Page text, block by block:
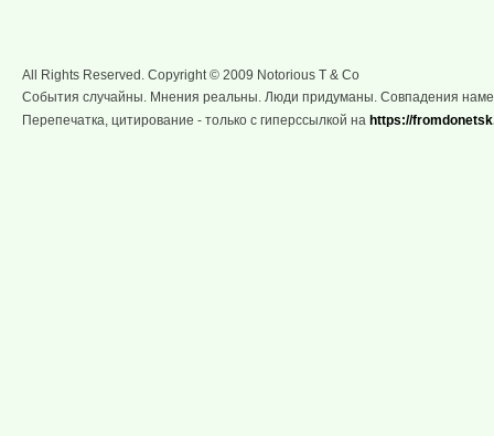
All Rights Reserved. Copyright © 2009 Notorious T & Co
События случайны. Мнения реальны. Люди придуманы. Совпадения
Перепечатка, цитирование - только с гиперссылкой на https://